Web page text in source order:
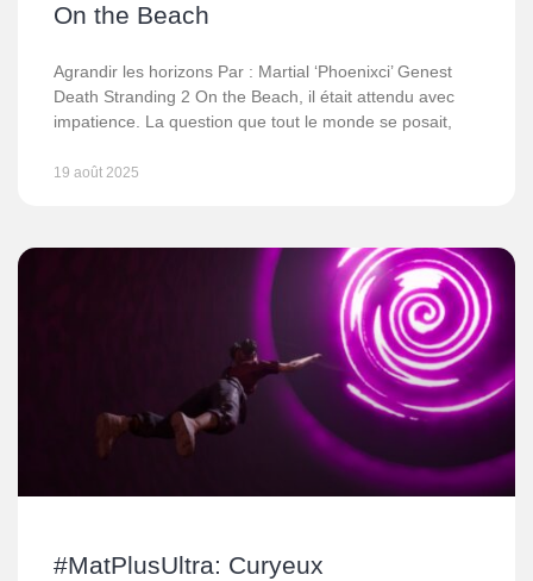
On the Beach
Agrandir les horizons Par : Martial ‘Phoenixci’ Genest
Death Stranding 2 On the Beach, il était attendu avec
impatience. La question que tout le monde se posait,
19 août 2025
#MatPlusUltra: Curyeux